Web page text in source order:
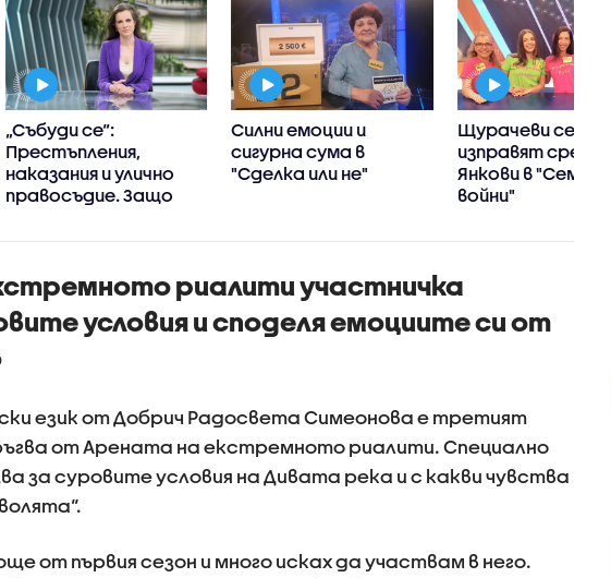
„Събуди се“:
Престъпления,
наказания и улично
правосъдие. Защо
превърнаха в убийци?
Силни емоции и
сигурна сума в
"Сделка или не"
Щурачеви се
изправят срещу
Янкови в "Семейни
войни"
риалити участничка
условия и споделя емоциите си от
език от Добрич Радосвета Симеонова е третият
от Арената на екстремното риалити. Специално
за суровите условия на Дивата река и с какви чувства
от първия сезон и много исках да участвам в него.